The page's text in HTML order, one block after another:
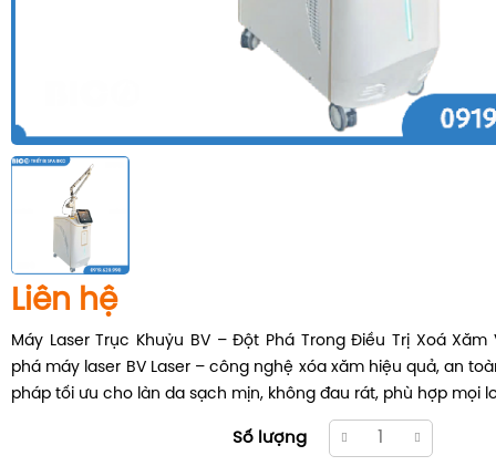
Liên hệ
Máy Laser Trục Khuỷu BV – Đột Phá Trong Điều Trị Xoá Xăm
phá máy laser BV Laser – công nghệ xóa xăm hiệu quả, an
pháp tối ưu cho làn da sạch mịn, không đau rát, phù hợp mọi
Số lượng